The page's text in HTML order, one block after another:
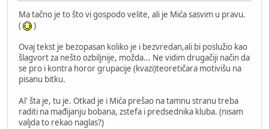
Ma tačno je to što vi gospodo velite, ali je Mića sasvim u pravu.
(
)
Ovaj tekst je bezopasan koliko je i bezvredan,ali bi poslužio kao
šlagvort za nešto ozbiljnije, možda... Ne vidim drugačiji način da
se pro i kontra horor grupacije (kvazi)teoretičara motivišu na
pisanu bitku.
Al' šta je, tu je. Otkad je i Mića prešao na tamnu stranu treba
raditi na mađijanju bobana, zstefa i predsednika kluba. (nisam
valjda to rekao naglas?)